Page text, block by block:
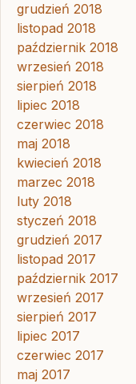
grudzień 2018
listopad 2018
październik 2018
wrzesień 2018
sierpień 2018
lipiec 2018
czerwiec 2018
maj 2018
kwiecień 2018
marzec 2018
luty 2018
styczeń 2018
grudzień 2017
listopad 2017
październik 2017
wrzesień 2017
sierpień 2017
lipiec 2017
czerwiec 2017
maj 2017